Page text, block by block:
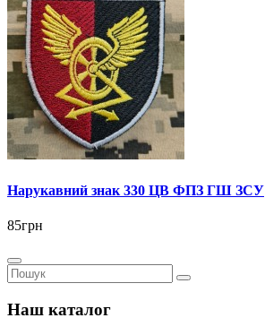
Нарукавний знак 330 ЦВ ФПЗ ГШ ЗСУ
85грн
Наш каталог